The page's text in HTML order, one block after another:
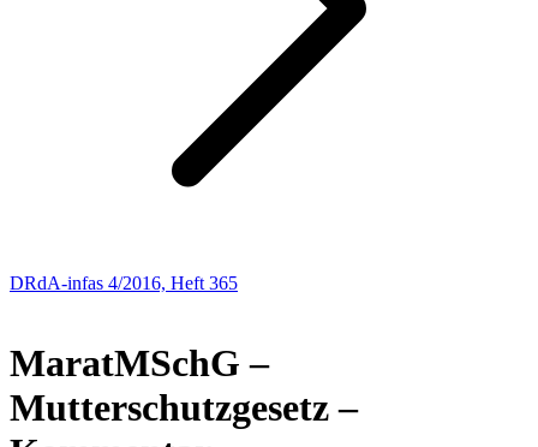
DRdA-infas 4/2016, Heft 365
MaratMSchG –
Mutterschutzgesetz –